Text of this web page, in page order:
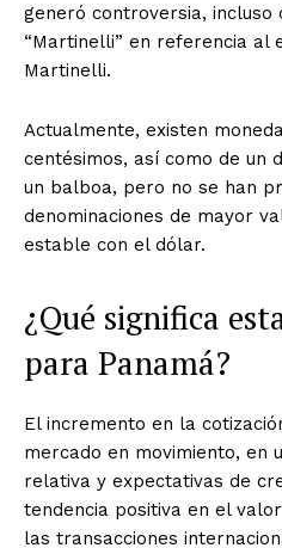
generó controversia, incluso
“Martinelli” en referencia al
Martinelli.
Actualmente, existen
centésimos, así como de un
un balboa, pero no se han
denominaciones de mayor
estable con el dólar.
¿Qué significa
para Panamá?
El incremento en la
mercado en movimiento, en
relativa y expectativas de
tendencia positiva en el
las transacciones